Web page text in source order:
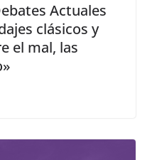
Actuales
clásicos y
el mal, las